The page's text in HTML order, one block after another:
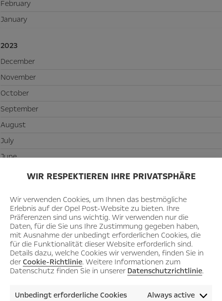
WIR RESPEKTIEREN IHRE PRIVATSPHÄRE
Wir verwenden Cookies, um Ihnen das bestmögliche
Erlebnis auf der Opel Post-Website zu bieten. Ihre
Präferenzen sind uns wichtig. Wir verwenden nur die
Daten, für die Sie uns Ihre Zustimmung gegeben haben,
mit Ausnahme der unbedingt erforderlichen Cookies, die
für die Funktionalität dieser Website erforderlich sind.
Details dazu, welche Cookies wir verwenden, finden Sie in
der Cookie-Richtlinie. Weitere Informationen zum
Datenschutz finden Sie in unserer Datenschutzrichtlinie.
Unbedingt erforderliche Cookies Always active
February
January
2023
December
November
October
September
August
July
June
March
February
January
2022
November